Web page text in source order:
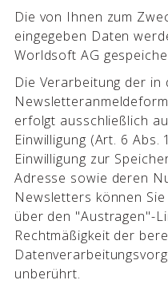
Die von Ihnen zum
eingegeben Daten
Worldsoft AG
Die Verarbeitung der in
erfolgt ausschließlich
Einwilligung (Art. 6 Abs.
Einwilligung zur
Adresse sowie deren
Newsletters können
über den "Austragen"-
Rechtmäßigkeit der
unberührt.